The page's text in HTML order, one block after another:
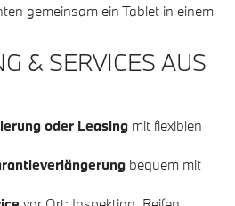
& SERVICES AUS
oder Leasing mit flexiblen
bequem mit